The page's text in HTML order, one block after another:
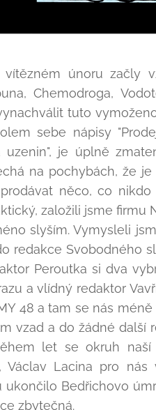
únoru začly
Chemodroga,
tuto
sebe nápisy
uzenin", je úplně
na pochybách, že
něco, co
založili jsme firmu
slyším. Vymysleli
redakce Svobodného
Peroutka si dva
a vlídný redaktor
48 a tam se nás
vzad a do žádné další
let se okruh naší
Lacina pro nás
Bedřichovo
zbytečná.